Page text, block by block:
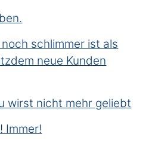
schlimmer ist als
neue Kunden
wirst nicht mehr geliebt
Immer!